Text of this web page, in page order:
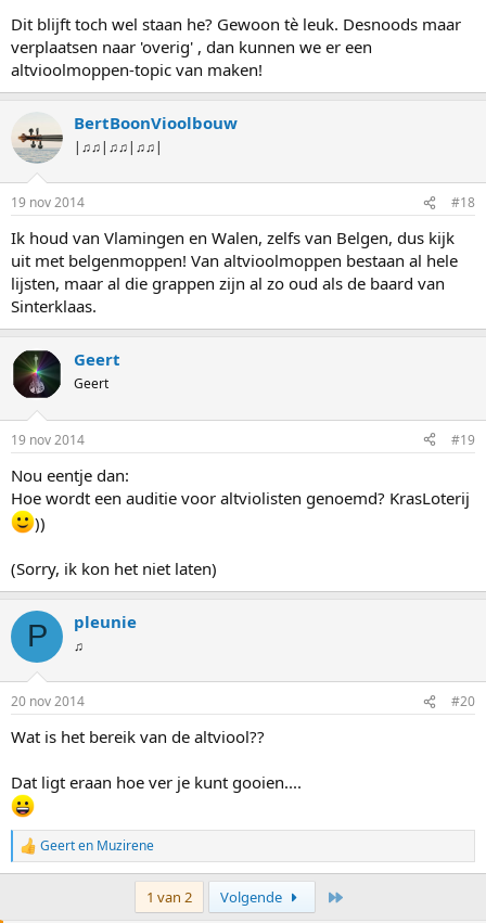
Dit blijft toch wel staan he? Gewoon tè leuk. Desnoods maar
verplaatsen naar 'overig' , dan kunnen we er een
altvioolmoppen-topic van maken!
BertBoonVioolbouw
|♫♫|♫♫|♫♫|
19 nov 2014 #18
Ik houd van Vlamingen en Walen, zelfs van Belgen, dus kijk
uit met belgenmoppen! Van altvioolmoppen bestaan al hele
lijsten, maar al die grappen zijn al zo oud als de baard van
Sinterklaas.
Geert
Geert
19 nov 2014 #19
Nou eentje dan:
Hoe wordt een auditie voor altviolisten genoemd? KrasLoterij
))
(Sorry, ik kon het niet laten)
P pleunie
♫
20 nov 2014 #20
Wat is het bereik van de altviool??
Dat ligt eraan hoe ver je kunt gooien....
W
a
Geerten Muzirene
1 van 2 Volgende